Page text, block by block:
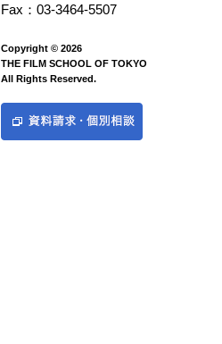
Fax：03-3464-5507
Copyright © 2026
THE FILM SCHOOL OF TOKYO
All Rights Reserved.